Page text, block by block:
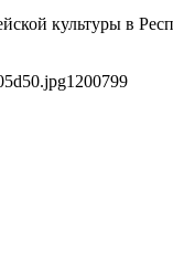
культуры в
1200799